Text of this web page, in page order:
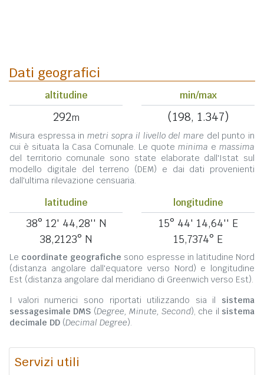
Dati geografici
altitudine
292m
min/max
(198, 1.347)
Misura espressa in metri sopra il livello del mare del punto in
cui è situata la Casa Comunale. Le quote minima e massima
del territorio comunale sono state elaborate dall'Istat sul
modello digitale del terreno (DEM) e dai dati provenienti
dall'ultima rilevazione censuaria.
latitudine
38° 12' 44,28'' N
38,2123° N
longitudine
15° 44' 14,64'' E
15,7374° E
Le coordinate geografiche sono espresse in latitudine Nord
(distanza angolare dall'equatore verso Nord) e longitudine
Est (distanza angolare dal meridiano di Greenwich verso Est).
I valori numerici sono riportati utilizzando sia il sistema
sessagesimale DMS (Degree, Minute, Second), che il sistema
decimale DD (Decimal Degree).
Servizi utili